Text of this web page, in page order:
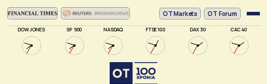
DOW JONES SP 500 NASDAQ FTSE 100 DAX 30 CAC 40
ΟΤ Markets OT Forum